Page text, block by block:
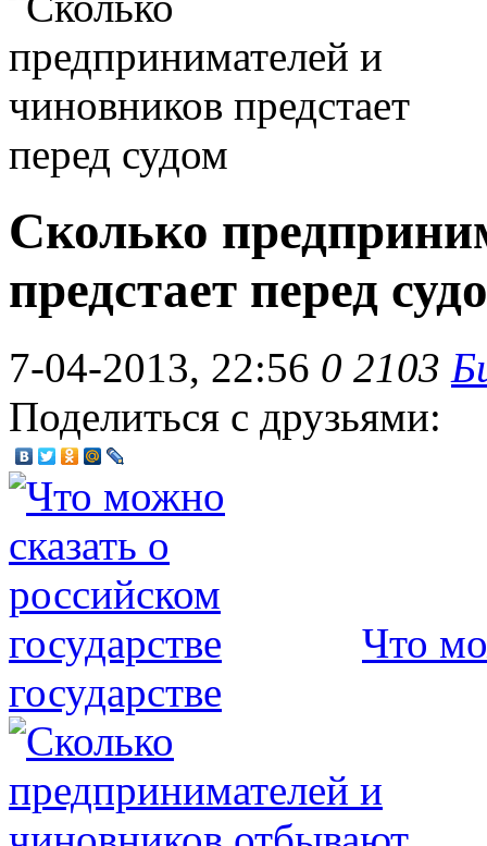
Сколько
предстает перед
7-04-2013, 22:56 0 2103
Поделиться с друзьями:
Что
государстве